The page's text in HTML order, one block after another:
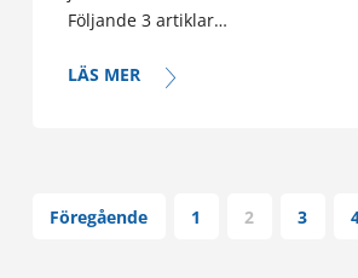
Följande 3 artiklar…
LÄS MER
Föregående 1 2 3